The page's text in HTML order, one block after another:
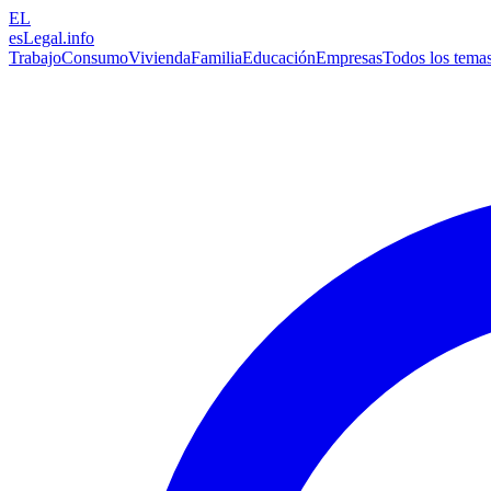
EL
esLegal.info
TrabajoConsumoViviendaFamiliaEducaciónEmpresasTodos los